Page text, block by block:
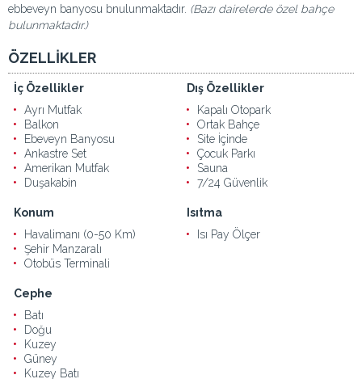
ebbeveyn banyosu bnulunmaktadır. (Bazı dairelerde özel bahçe
bulunmaktadır.)
ÖZELLİKLER
İç Özellikler
Ayrı Mutfak
Balkon
Ebeveyn Banyosu
Ankastre Set
Amerikan Mutfak
Duşakabin
Dış Özellikler
Kapalı Otopark
Ortak Bahçe
Site İçinde
Çocuk Parkı
Sauna
7/24 Güvenlik
Konum
Havalimanı (0-50 Km)
Şehir Manzaralı
Otobüs Terminali
Isıtma
Isı Pay Ölçer
Cephe
Batı
Doğu
Kuzey
Güney
Kuzey Batı